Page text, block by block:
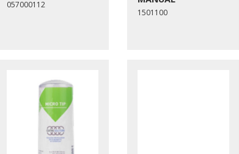
057000112
1501100